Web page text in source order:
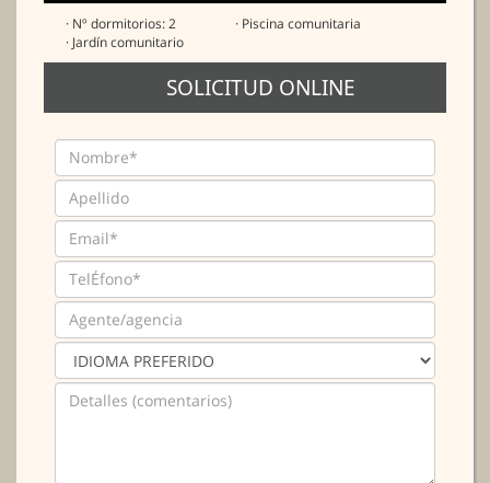
· Nº dormitorios: 2
· Piscina comunitaria
· Jardín comunitario
SOLICITUD ONLINE